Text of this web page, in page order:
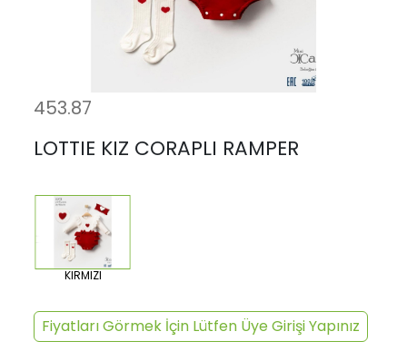
453.87
LOTTIE KIZ CORAPLI RAMPER
KIRMIZI
Fiyatları Görmek İçin Lütfen Üye Girişi Yapınız